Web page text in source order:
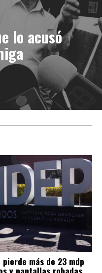
lo acusó
pierde más de 23 mdp
y pantallas robadas